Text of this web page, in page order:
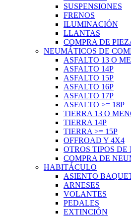
SUSPENSIONES
FRENOS
ILUMINACIÓN
LLANTAS
COMPRA DE
NEUMÁTICOS DE
ASFALTO 13 O
ASFALTO 14P
ASFALTO 15P
ASFALTO 16P
ASFALTO 17P
ASFALTO >= 18P
TIERRA 13 O
TIERRA 14P
TIERRA >= 15P
OFFROAD Y 4X4
OTROS TIPOS
COMPRA DE
HABITÁCULO
ASIENTO
ARNESES
VOLANTES
PEDALES
EXTINCIÓN